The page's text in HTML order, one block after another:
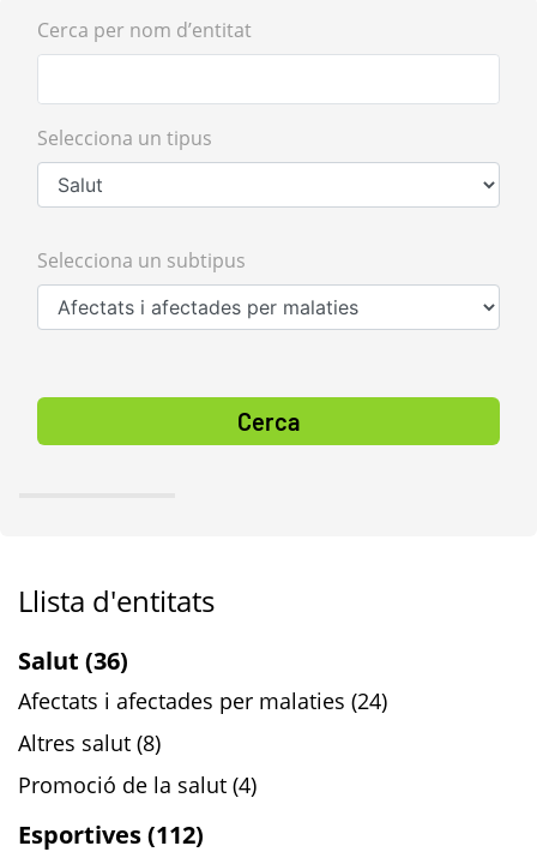
Cerca per nom d’entitat
Selecciona un tipus
Selecciona un subtipus
Cerca
Llista d'entitats
Salut (36)
Afectats i afectades per malaties (24)
Altres salut (8)
Promoció de la salut (4)
Esportives (112)